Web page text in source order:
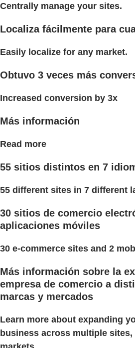
Centrally manage your sites.
Localiza fácilmente para
Easily localize for any market.
Obtuvo 3 veces más
Increased conversion by 3x
Más información
Read more
55 sitios distintos en 7
55 different sites in 7 different
30 sitios de comercio
aplicaciones móviles
30 e-commerce sites and 2
Más información sobre la
empresa de comercio a
marcas y mercados
Learn more about expanding
business across multiple sites,